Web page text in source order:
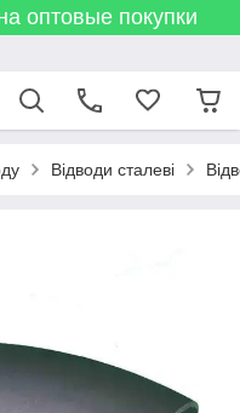
оптовые покупки
Відводи сталеві